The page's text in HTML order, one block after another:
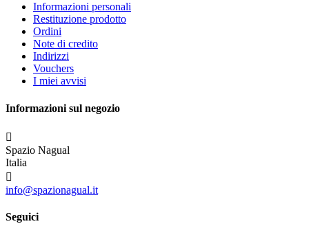
Informazioni personali
Restituzione prodotto
Ordini
Note di credito
Indirizzi
Vouchers
I miei avvisi
Informazioni sul negozio

Spazio Nagual
Italia

info@spazionagual.it
Seguici